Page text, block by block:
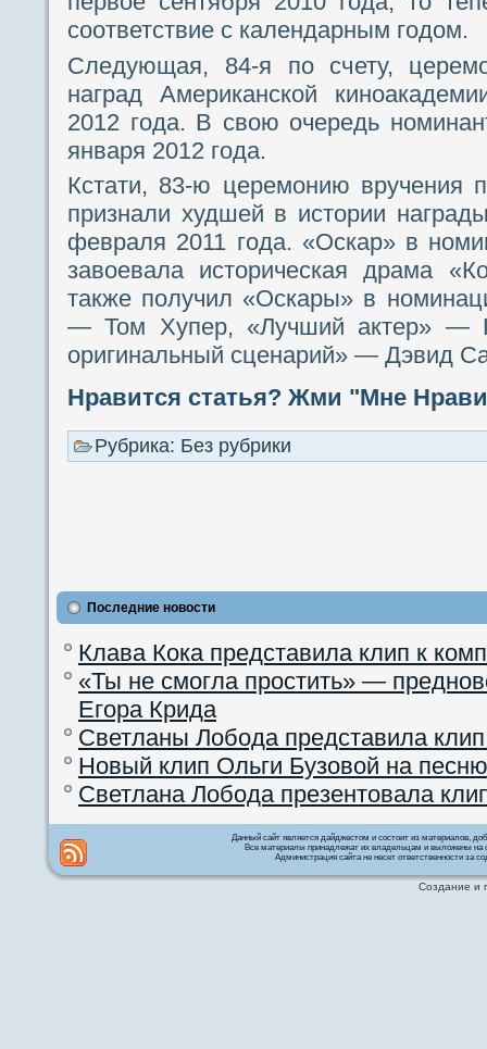
соответствие с календарным годом.
Следующая, 84-я по счету,
наград Американской
2012 года. В свою очередь
января 2012 года.
Кстати, 83-ю церемонию вручения
признали худшей в истории
февраля 2011 года. «Оскар» в
завоевала историческая драма
также получил «Оскары» в
— Том Хупер, «Лучший актер» —
оригинальный сценарий» — Дэвид
Нравится статья? Жми "Мне
Рубрика: Без рубрики
Последние новости
Клава Кока представила клип к
«Ты не смогла простить» —
Егора Крида
Светланы Лобода представила
Новый клип Ольги Бузовой на
Светлана Лобода презентовала
Данный сайт является дайджестом и состоит из материалов,
Все материалы принадлежат их владельцам и выложены на
Администрация сайта не несет ответственности за
Создание и